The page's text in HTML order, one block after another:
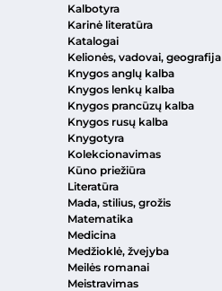
Kalbotyra
Karinė literatūra
Katalogai
Kelionės, vadovai, geografija
Knygos anglų kalba
Knygos lenkų kalba
Knygos prancūzų kalba
Knygos rusų kalba
Knygotyra
Kolekcionavimas
Kūno priežiūra
Literatūra
Mada, stilius, grožis
Matematika
Medicina
Medžioklė, žvejyba
Meilės romanai
Meistravimas